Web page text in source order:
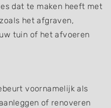
dat te maken heeft met
het afgraven,
tuin of het afvoeren
voornamelijk als
of renoveren